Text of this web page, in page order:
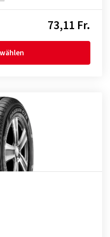
73,11 Fr.